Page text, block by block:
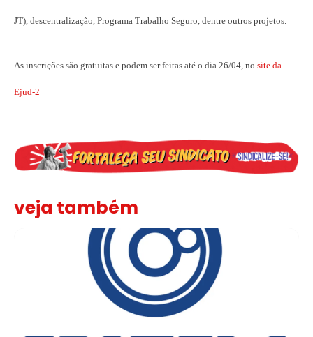
JT), descentralização, Programa Trabalho Seguro, dentre outros projetos.
As inscrições são gratuitas e podem ser feitas até o dia 26/04, no site da
Ejud-2
veja também
Sindicato leva reivindicações à TV TEM, denunciada de cometer